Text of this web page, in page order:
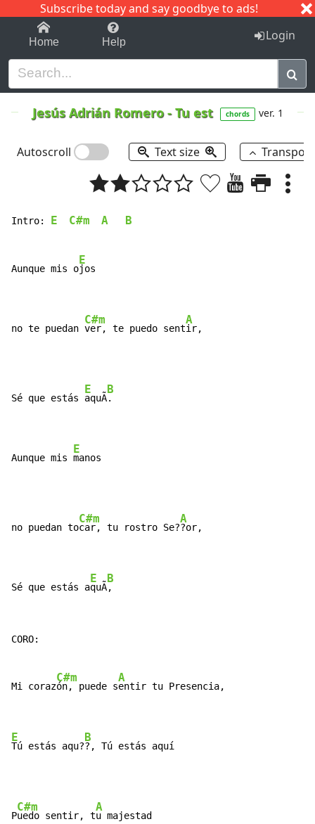
Subscribe today and say goodbye to ads!
1-9 C I J
Home Help Login
Jesús Adrián Romero-Tu est chords ver. 1
Autoscroll Text size
Intro: E C#m A B
Aunque mis o
E
jos
no te puedan
C#m
ver, te puedo sent
A
ir,
Sé que estás
E
aquÃ
B
­.
Aunque mis
E
manos
no puedan to
C#m
car, tu rostro Se?
A
?or,
Sé que estás a
E
quÃ
B
­,
CORO:
Mi coraz
C#m
ón, puede s
A
entir tu Presencia,
E
Tú estás aqu?
B
?­, Tú estás aquí
P
C#m
uedo sentir, t
A
u majestad